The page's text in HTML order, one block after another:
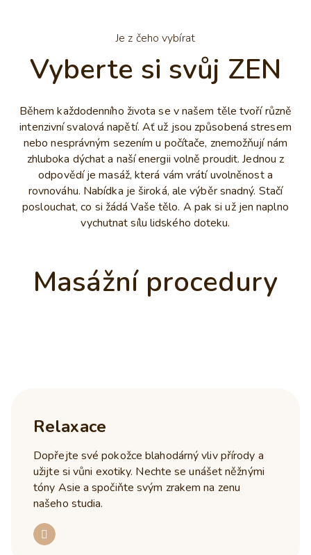
Je z čeho vybírat
Vyberte si svůj ZEN
Během každodenního života se v našem těle tvoří různě
intenzivní svalová napětí. Ať už jsou způsobená stresem
nebo nesprávným sezením u počítače, znemožňují nám
zhluboka dýchat a naší energii volně proudit. Jednou z
odpovědí je masáž, která vám vrátí uvolněnost a
rovnováhu. Nabídka je široká, ale výběr snadný. Stačí
poslouchat, co si žádá Vaše tělo. A pak si už jen naplno
vychutnat sílu lidského doteku.
Masážní procedury
Relaxace
Dopřejte své pokožce blahodárný vliv přírody a
užijte si vůni exotiky. Nechte se unášet něžnými
tóny Asie a spočiňte svým zrakem na zenu
našeho studia.